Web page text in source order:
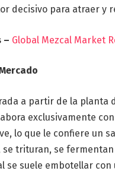
decisivo para atraer y
– Global Mezcal Market
a partir de la planta
exclusivamente
lo que le confiere un
trituran, se
se suele embotellar